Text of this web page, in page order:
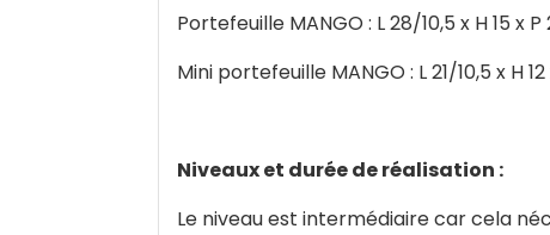
Portefeuille MANGO : L 28/10,5 x H 15 x
Mini portefeuille MANGO : L 21/10,5 x
Niveaux et durée de réalisation :
Le niveau est intermédiaire car cela